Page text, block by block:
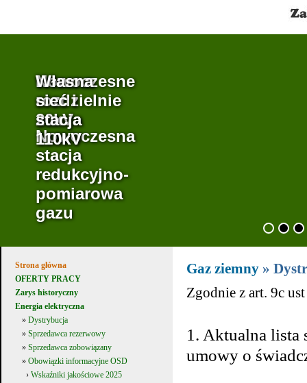
Własna
sieć i
stacja
110kV
Nowoczesne
rozdzielnie
20kV
Nowoczesna
stacja
redukcyjno-
pomiarowa
gazu
Własna
sieć i
stacja
110kV
Strona główna
OFERTY PRACY
Zarys historyczny
Energia elektryczna
» Dystrybucja
» Sprzedawca rezerwowy
» Sprzedawca zobowiązany
» Obowiązki informacyjne OSD
› Wskaźniki jakościowe 2025
Gaz ziemny »
Zgodnie z art. 9c
1. Aktualna lista
umowy o